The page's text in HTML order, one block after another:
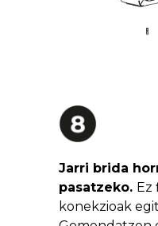
Jarri brida
pasatzeko. Ez
konekzioak